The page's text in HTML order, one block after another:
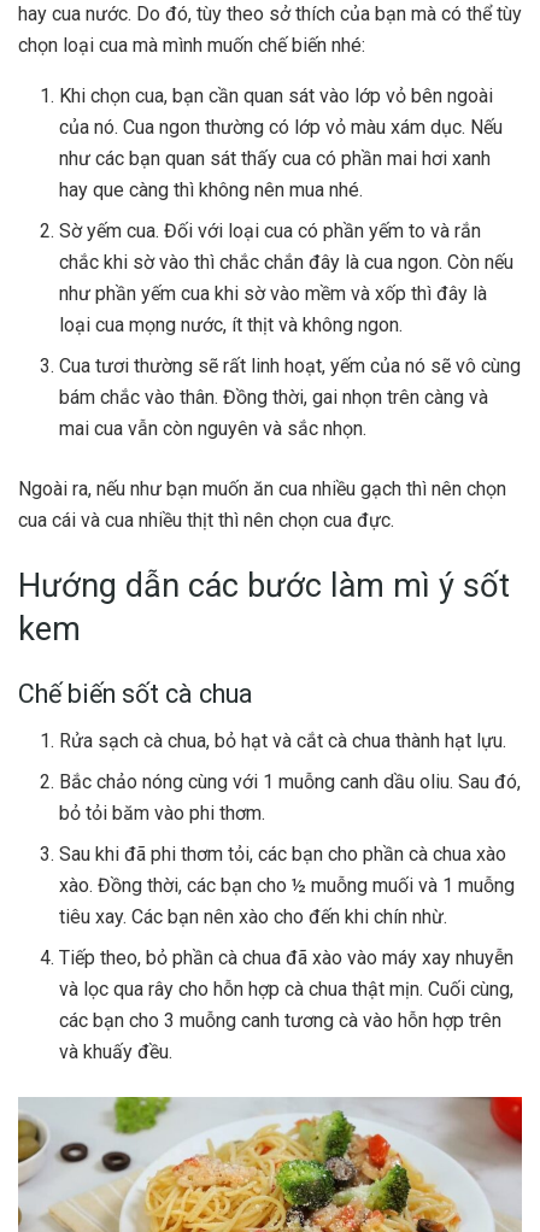
hay cua nước. Do đó, tùy theo sở thích của bạn mà có thể tùy
chọn loại cua mà mình muốn chế biến nhé:
Khi chọn cua, bạn cần quan sát vào lớp vỏ bên ngoài
của nó. Cua ngon thường có lớp vỏ màu xám dục. Nếu
như các bạn quan sát thấy cua có phần mai hơi xanh
hay que càng thì không nên mua nhé.
Sờ yếm cua. Đối với loại cua có phần yếm to và rắn
chắc khi sờ vào thì chắc chắn đây là cua ngon. Còn nếu
như phần yếm cua khi sờ vào mềm và xốp thì đây là
loại cua mọng nước, ít thịt và không ngon.
Cua tươi thường sẽ rất linh hoạt, yếm của nó sẽ vô cùng
bám chắc vào thân. Đồng thời, gai nhọn trên càng và
mai cua vẫn còn nguyên và sắc nhọn.
Ngoài ra, nếu như bạn muốn ăn cua nhiều gạch thì nên chọn
cua cái và cua nhiều thịt thì nên chọn cua đực.
Hướng dẫn các bước làm mì ý sốt
kem
Chế biến sốt cà chua
Rửa sạch cà chua, bỏ hạt và cắt cà chua thành hạt lựu.
Bắc chảo nóng cùng với 1 muỗng canh dầu oliu. Sau đó,
bỏ tỏi băm vào phi thơm.
Sau khi đã phi thơm tỏi, các bạn cho phần cà chua xào
xào. Đồng thời, các bạn cho ½ muỗng muối và 1 muỗng
tiêu xay. Các bạn nên xào cho đến khi chín nhừ.
Tiếp theo, bỏ phần cà chua đã xào vào máy xay nhuyễn
và lọc qua rây cho hỗn hợp cà chua thật mịn. Cuối cùng,
các bạn cho 3 muỗng canh tương cà vào hỗn hợp trên
và khuấy đều.